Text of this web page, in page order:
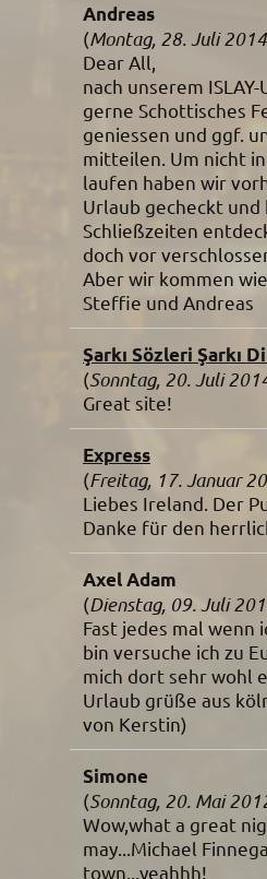
Andreas
(Montag, 28. Juli
Dear All,
nach unserem
gerne Schottisches
geniessen und ggf.
mitteilen. Um nicht
laufen haben wir
Urlaub gecheckt
Schließzeiten
doch vor
Aber wir kommen
Steffie und Andreas
Şarkı Sözleri Şarkı
(Sonntag, 20. Juli
Great site!
Express
(Freitag, 17. Januar
Liebes Ireland. Der
Danke für den
Axel Adam
(Dienstag, 09. Juli
Fast jedes mal wenn
bin versuche ich zu
mich dort sehr wohl
Urlaub grüße aus
von Kerstin)
Simone
(Sonntag, 20. Mai
Wow,what a great
may...Michael
town...yeahhh!